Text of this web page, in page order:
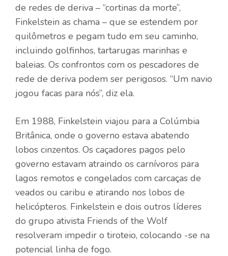
de redes de deriva – “cortinas da morte”,
Finkelstein as chama – que se estendem por
quilômetros e pegam tudo em seu caminho,
incluindo golfinhos, tartarugas marinhas e
baleias. Os confrontos com os pescadores de
rede de deriva podem ser perigosos. “Um navio
jogou facas para nós”, diz ela.
Em 1988, Finkelstein viajou para a Colúmbia
Britânica, onde o governo estava abatendo
lobos cinzentos. Os caçadores pagos pelo
governo estavam atraindo os carnívoros para
lagos remotos e congelados com carcaças de
veados ou caribu e atirando nos lobos de
helicópteros. Finkelstein e dois outros líderes
do grupo ativista Friends of the Wolf
resolveram impedir o tiroteio, colocando -se na
potencial linha de fogo.